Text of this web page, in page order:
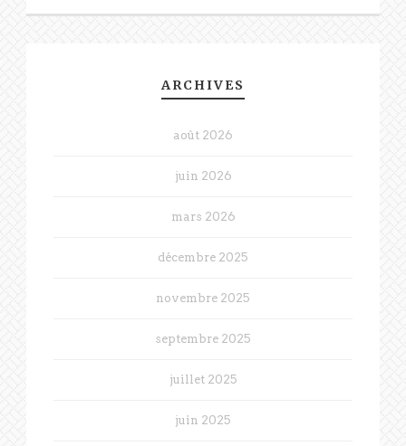
ARCHIVES
août 2026
juin 2026
mars 2026
décembre 2025
novembre 2025
septembre 2025
juillet 2025
juin 2025